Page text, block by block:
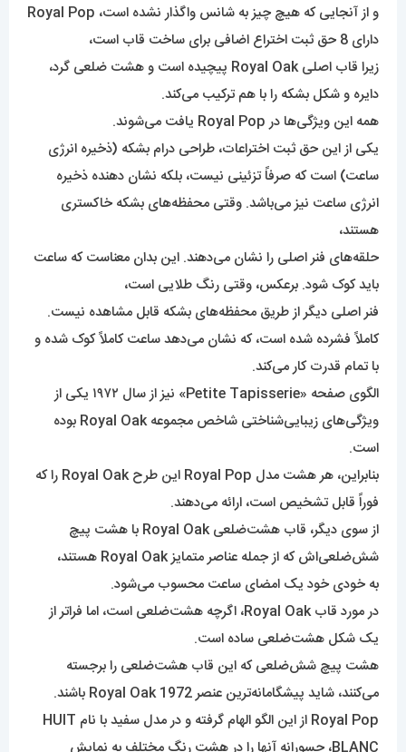
و از آنجایی که هیچ چیز به شانس واگذار نشده است، Royal Pop
دارای 8 حق ثبت اختراع اضافی برای ساخت قاب است،
زیرا قاب اصلی Royal Oak پیچیده است و هشت ضلعی گرد،
دایره و شکل بشکه را با هم ترکیب می‌کند.
همه این ویژگی‌ها در Royal Pop یافت می‌شوند.
یکی از این حق ثبت اختراعات، طراحی درام بشکه (ذخیره انرژی
ساعت) است که صرفاً تزئینی نیست، بلکه نشان دهنده ذخیره
انرژی ساعت نیز می‌باشد. وقتی محفظه‌های بشکه خاکستری
هستند،
حلقه‌های فنر اصلی را نشان می‌دهند. این بدان معناست که ساعت
باید کوک شود. برعکس، وقتی رنگ طلایی است،
فنر اصلی دیگر از طریق محفظه‌های بشکه قابل مشاهده نیست.
کاملاً فشرده شده است، که نشان می‌دهد ساعت کاملاً کوک شده و
با تمام قدرت کار می‌کند.
الگوی صفحه «Petite Tapisserie» نیز از سال ۱۹۷۲ یکی از
ویژگی‌های زیبایی‌شناختی شاخص مجموعه Royal Oak بوده
است.
بنابراین، هر هشت مدل Royal Pop این طرح Royal Oak را که
فوراً قابل تشخیص است، ارائه می‌دهند.
از سوی دیگر، قاب هشت‌ضلعی Royal Oak با هشت پیچ
شش‌ضلعی‌اش که از جمله عناصر متمایز Royal Oak هستند،
به خودی خود یک امضای ساعت محسوب می‌شود.
در مورد قاب Royal Oak، اگرچه هشت‌ضلعی است، اما فراتر از
یک شکل هشت‌ضلعی ساده است.
هشت پیچ شش‌ضلعی که این قاب هشت‌ضلعی را برجسته
می‌کنند، شاید پیشگامانه‌ترین عنصر Royal Oak 1972 باشند.
Royal Pop از این الگو الهام گرفته و در مدل سفید با نام HUIT